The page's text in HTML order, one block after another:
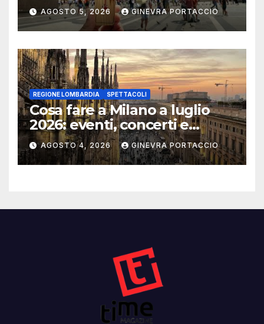
AGOSTO 5, 2026 GINEVRA PORTACCIO
REGIONE LOMBARDIA SPETTACOLI
Cosa fare a Milano a luglio
2026: eventi, concerti e
mostre
AGOSTO 4, 2026 GINEVRA PORTACCIO